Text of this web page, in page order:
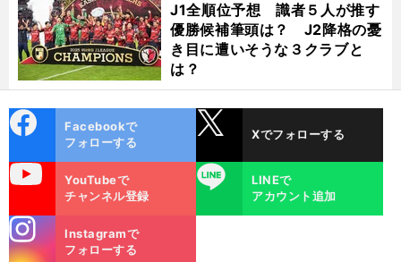
J1全順位予想 識者５人が推す
優勝候補筆頭は？ J2降格の憂
き目に遭いそうな３クラブと
は？
ok
Facebookで
フォローする
Xでフォローする
YouTubeで
チャンネル登録
LINE
LINEで
アカウント追加
m
Instagramで
フォローする